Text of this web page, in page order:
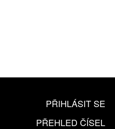
PŘIHLÁSIT SE
PŘEHLED ČÍSEL